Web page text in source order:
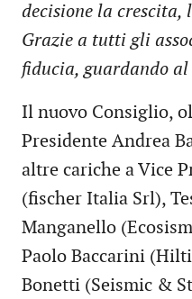
decisione la
Grazie a tutti gli
fiducia, guardando
Il nuovo Consiglio,
Presidente Andrea
altre cariche a Vice
(fischer Italia Srl),
Manganello
Paolo Baccarini
Bonetti (Seismic &